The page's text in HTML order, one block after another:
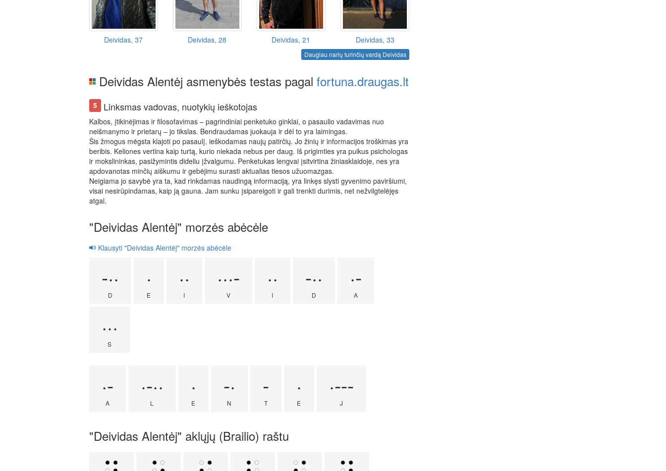
Deividas, 37 Deividas, 28 Deividas, 21 Deividas, 33
Daugiau narių turinčių vardą Deividas
Deividas Alentėj asmenybės testas pagal fortuna.draugas.lt
5 Linksmas vadovas, nuotykių ieškotojas
Kalbos, įtikinėjimas ir filosofavimas – pagrindiniai penketuko ginklai, o pasaulio vadavimas nuo
neišmanymo ir prietarų – jo tikslas. Bendraudamas juokauja ir dėl to yra laimingas.
Šis žmogus mėgsta klajoti po pasaulį, ieškodamas naujų patirčių. Jo žinių ir informacijos troškimas yra
beribis. Keliones vertina kaip turtą, kurio niekada nebus per daug. Iš prigimties yra puikus psichologas
ir mokslininkas, pasižymintis dideliu įžvalgumu. Penketukas lengvai įsitvirtina žiniasklaidoje, nes yra
apdovanotas minčių aiškumu ir gebėjimu surasti aktualias tiesos užuomazgas.
Neigiama jo savybė yra ta, kad rinkdamas naudingą informaciją, yra linkęs slysti gyvenimo paviršiumi,
visai nesirūpindamas, kaip ją gauna. Jam sunku įsipareigoti ir gali trenkti durimis, net nežvilgtelėjęs
atgal.
"Deividas Alentėj" morzės abėcėle
Klausyti "Deividas Alentėj" morzės abėcėle
-··
D
·
E
··
I
···-
V
··
I
-··
D
·-
A
···
S
·-
A
·-··
L
·
E
-·
N
-
T
·
E
·---
J
"Deividas Alentėj" aklųjų (Brailio) raštu